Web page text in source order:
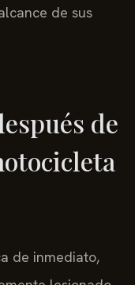
de sus
de
de inmediato,